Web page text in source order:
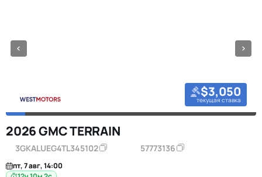
$3,050
текущая ставка
2026 GMC TERRAIN
3GKALUEG4TL345102 57773136
пт, 7 авг, 14:00